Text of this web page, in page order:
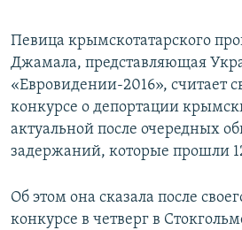
Певица крымскотатарского
Джамала, представляющая
«Евровидении-2016», считает
конкурсе о депортации
актуальной после очередных
задержаний, которые прошли
Об этом она сказала после
конкурсе в четверг в